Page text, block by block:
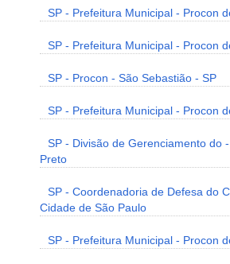
SP - Prefeitura Municipal - Procon
SP - Prefeitura Municipal - Procon
SP - Procon - São Sebastião - SP
SP - Prefeitura Municipal - Procon
SP - Divisão de Gerenciamento do
Preto
SP - Coordenadoria de Defesa do
Cidade de São Paulo
SP - Prefeitura Municipal - Procon